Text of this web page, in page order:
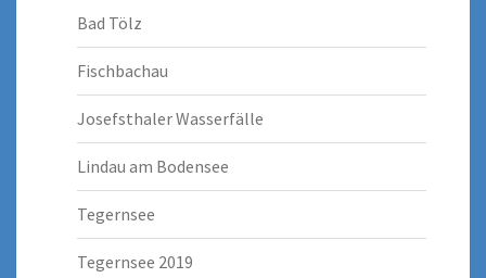
Bad Tölz
Fischbachau
Josefsthaler Wasserfälle
Lindau am Bodensee
Tegernsee
Tegernsee 2019